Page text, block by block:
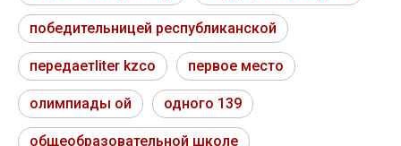
победительницей республиканской
передаетliter kzсо первое место
олимпиады ой одного 139
общеобразовательной школе